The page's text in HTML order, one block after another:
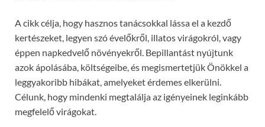
A cikk célja, hogy hasznos tanácsokkal lássa el a kezdő
kertészeket, legyen szó évelőkről, illatos virágokról, vagy
éppen napkedvelő növényekről. Bepillantást nyújtunk
azok ápolásába, költségeibe, és megismertetjük Önökkel a
leggyakoribb hibákat, amelyeket érdemes elkerülni.
Célunk, hogy mindenki megtalálja az igényeinek leginkább
megfelelő virágokat.